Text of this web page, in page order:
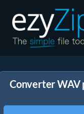
Descompactar
Converter WAV